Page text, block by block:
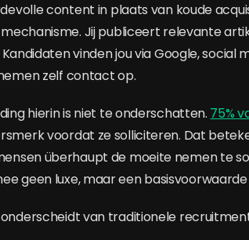
content in plaats van koude
Jij publiceert relevante
vinden jou via Google, social
zelf contact op.
hierin is niet te onderschatten. 75%
voordat ze solliciteren. Dat
überhaupt de moeite nemen te
geen luxe, maar een
van traditionele